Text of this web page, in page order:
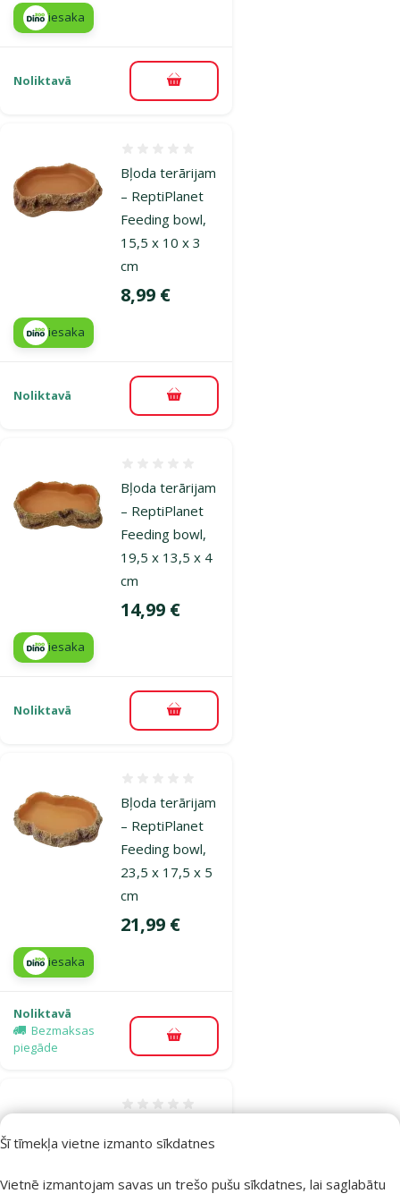
Šī tīmekļa vietne izmanto sīkdatnes
Vietnē izmantojam savas un trešo pušu sīkdatnes, lai saglabātu
iesaka
Noliktavā Pievienot grozam
Bļoda terārijam
– ReptiPlanet
Feeding bowl,
15,5 x 10 x 3
cm
Cena
8,99 €
iesaka
Noliktavā Pievienot grozam
Bļoda terārijam
– ReptiPlanet
Feeding bowl,
19,5 x 13,5 x 4
cm
Cena
14,99 €
iesaka
Noliktavā Pievienot grozam
Bļoda terārijam
– ReptiPlanet
Feeding bowl,
23,5 x 17,5 x 5
cm
Cena
21,99 €
iesaka
Noliktavā
Bezmaksas
piegāde
Pievienot grozam
Atsauksmes 0%
Cena
6,99 €